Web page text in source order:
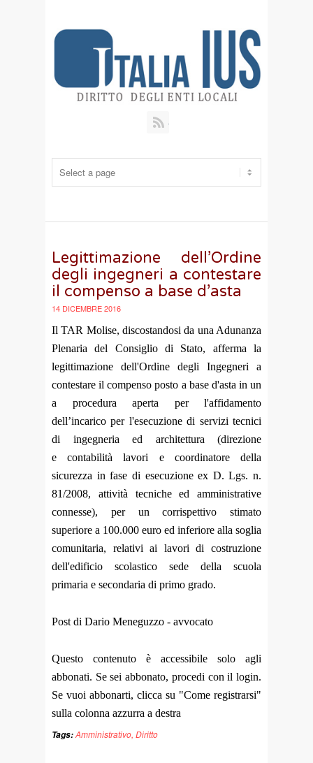
Legittimazione dell’Ordine
degli ingegneri a contestare
il compenso a base d’asta
14 DICEMBRE 2016
Il TAR Molise, discostandosi da una Adunanza
Plenaria del Consiglio di Stato, afferma la
legittimazione dell'Ordine degli Ingegneri a
contestare il compenso posto a base d'asta in un
a procedura aperta per l'affidamento
dell’incarico per l'esecuzione di servizi tecnici
di ingegneria ed architettura (direzione
e contabilità lavori e coordinatore della
sicurezza in fase di esecuzione ex D. Lgs. n.
81/2008, attività tecniche ed amministrative
connesse), per un corrispettivo stimato
superiore a 100.000 euro ed inferiore alla soglia
comunitaria, relativi ai lavori di costruzione
dell'edificio scolastico sede della scuola
primaria e secondaria di primo grado.
Post di Dario Meneguzzo - avvocato
Questo contenuto è accessibile solo agli
abbonati. Se sei abbonato, procedi con il login.
Se vuoi abbonarti, clicca su "Come registrarsi"
sulla colonna azzurra a destra
Tags:Amministrativo, Diritto